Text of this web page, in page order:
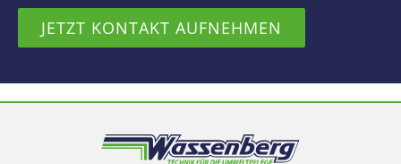
JETZT KONTAKT AUFNEHMEN